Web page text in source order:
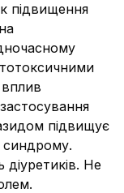
підвищення
підвищує
синдрому.
Не